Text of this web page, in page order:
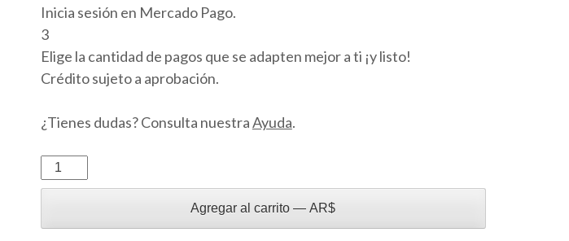
Inicia sesión en Mercado Pago.
3
Elige la cantidad de pagos que se adapten mejor a ti ¡y listo!
Crédito sujeto a aprobación.
¿Tienes dudas? Consulta nuestraAyuda.
Planificación
Anual
Grado
Agregar al carrito — AR$